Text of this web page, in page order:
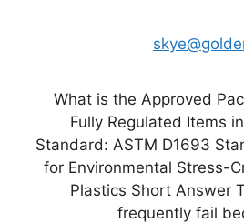
What is the Approved
Fully Regulated Items
Standard: ASTM D1693
for Environmental Stress-
Plastics Short Answer
frequently fail